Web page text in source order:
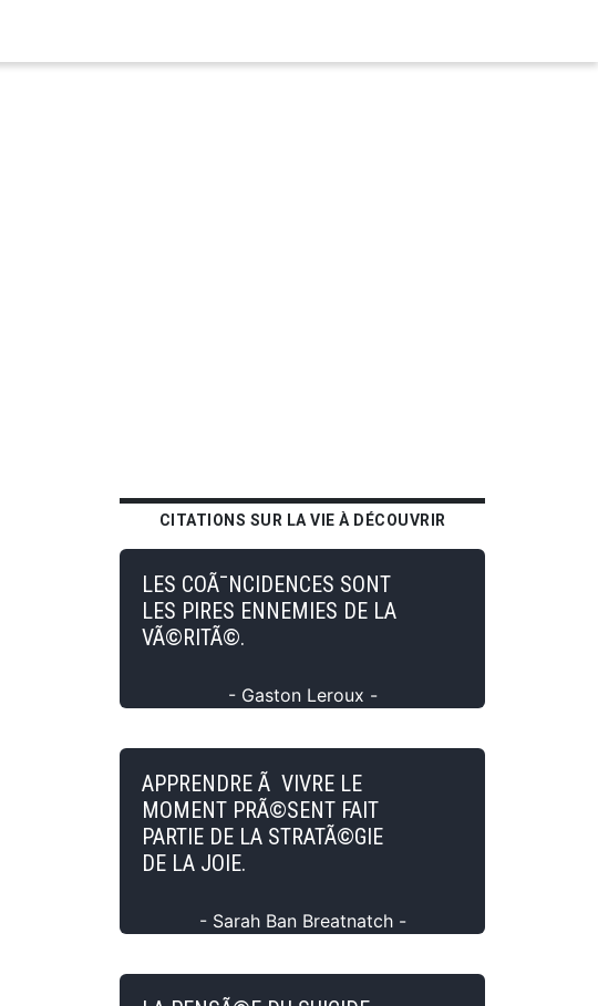
CITATIONS SUR LA VIE À DÉCOUVRIR
LES COÃ¯NCIDENCES SONT
LES PIRES ENNEMIES DE LA
VÃ©RITÃ©.
- Gaston Leroux -
APPRENDRE Ã VIVRE LE
MOMENT PRÃ©SENT FAIT
PARTIE DE LA STRATÃ©GIE
DE LA JOIE.
- Sarah Ban Breatnatch -